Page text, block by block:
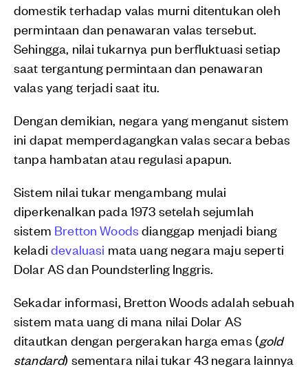
domestik terhadap valas murni ditentukan oleh
permintaan dan penawaran valas tersebut.
Sehingga, nilai tukarnya pun berfluktuasi setiap
saat tergantung permintaan dan penawaran
valas yang terjadi saat itu.
Dengan demikian, negara yang menganut sistem
ini dapat memperdagangkan valas secara bebas
tanpa hambatan atau regulasi apapun.
Sistem nilai tukar mengambang mulai
diperkenalkan pada 1973 setelah sejumlah
sistem Bretton Woods dianggap menjadi biang
keladidevaluasi mata uang negara maju seperti
Dolar AS dan Poundsterling Inggris.
Sekadar informasi, Bretton Woods adalah sebuah
sistem mata uang di mana nilai Dolar AS
ditautkan dengan pergerakan harga emas (gold
standard) sementara nilai tukar 43 negara lainnya